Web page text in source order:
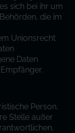
sich bei ihr um
die im
Unionsrecht
Daten
Person,
Stelle außer